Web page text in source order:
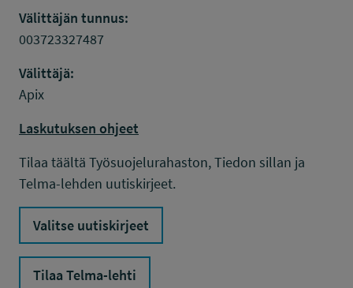
Välittäjän tunnus:
003723327487
Välittäjä:
Apix
Laskutuksen ohjeet
Tilaa täältä Työsuojelurahaston, Tiedon sillan ja
Telma-lehden uutiskirjeet.
Valitse uutiskirjeet
Tilaa Telma-lehti